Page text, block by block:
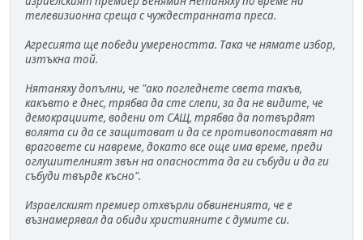
телевизионна среща с чуждестранната преса.
Агресията ще победи умереността. Така че нямате избор,
изтъкна той.
Нятаняху допълни, че "ако погледнете света такъв,
какъвто е днес, трябва да сте слепи, за да не видите, че
демокрациите, водени от САЩ, трябва да потвърдят
волята си да се защитават и да се противопоставят на
враговете си навреме, докато все още има време, преди
оглушителният звън на опасността да ги събуди и да ги
събуди твърде късно".
Израелският премиер отхвърли обвиненията, че е
възнамерявал да обиди християните с думите си.